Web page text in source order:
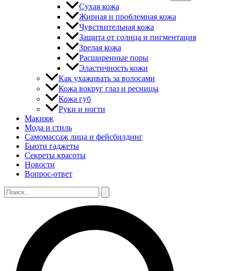
Сухая кожа
Жирная и проблемная кожа
Чувствительная кожа
Защита от солнца и пигментация
Зрелая кожа
Расширенные поры
Эластичность кожи
Как ухаживать за волосами
Кожа вокруг глаз и ресницы
Кожа губ
Руки и ногти
Макияж
Мода и стиль
Самомассаж лица и фейсбилдинг
Бьюти гаджеты
Секреты красоты
Новости
Вопрос-ответ
Поиск: